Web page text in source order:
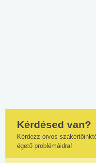
Kérdésed van?
Kérdezz orvos
égető problémáidra!